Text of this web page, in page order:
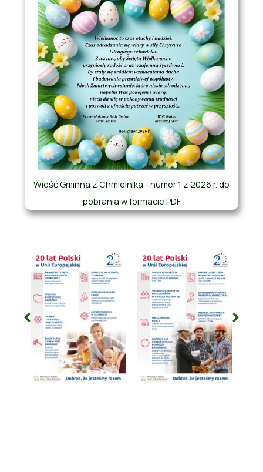
Wieść Gminna z Chmielnika - numer 1 z 2026 r. do
pobrania w formacie PDF